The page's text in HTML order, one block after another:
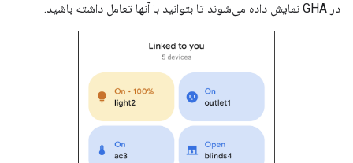
در GHA نمایش داده می‌شوند تا بتوانید با آنها تعامل داشته باشید.